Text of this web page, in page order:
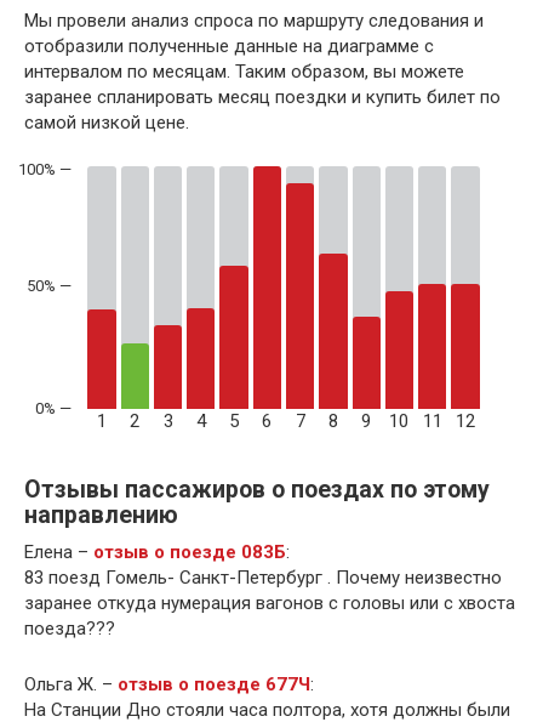
Мы провели анализ спроса по маршруту следования и
отобразили полученные данные на диаграмме с
интервалом по месяцам. Таким образом, вы можете
заранее спланировать месяц поездки и купить билет по
самой низкой цене.
50% —
1 2 3 4 5 6 7 8 9 10 11 12
Отзывы пассажиров о поездах по этому
направлению
Елена – отзыв о поезде 083Б:
83 поезд Гомель- Санкт-Петербург . Почему неизвестно
заранее откуда нумерация вагонов с головы или с хвоста
поезда???
Ольга Ж. – отзыв о поезде 677Ч:
На Станции Дно стояли часа полтора, хотя должны были